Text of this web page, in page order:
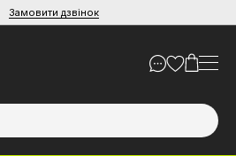
Замовити дзвінок